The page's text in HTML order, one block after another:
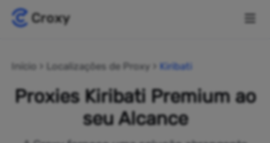
Início Localizações de Proxy Kiribati
Proxies Kiribati Premium ao
seu Alcance